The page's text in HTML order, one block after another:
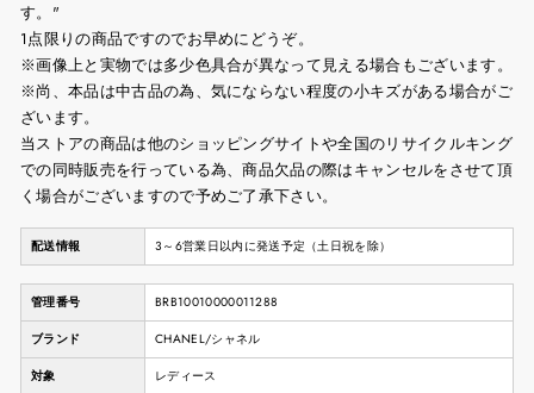
す。"
1点限りの商品ですのでお早めにどうぞ。
※画像上と実物では多少色具合が異なって見える場合もございます。
※尚、本品は中古品の為、気にならない程度の小キズがある場合がご
ざいます。
当ストアの商品は他のショッピングサイトや全国のリサイクルキング
での同時販売を行っている為、商品欠品の際はキャンセルをさせて頂
く場合がございますので予めご了承下さい。
配送情報 3～6営業日以内に発送予定（土日祝を除）
管理番号 BRB10010000011288
ブランド CHANEL/シャネル
対象 レディース